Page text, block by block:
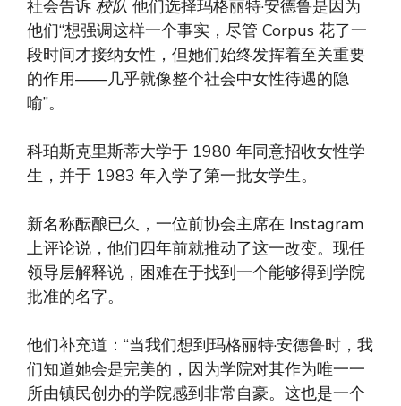
社会告诉 校队 他们选择玛格丽特·安德鲁是因为
他们“想强调这样一个事实，尽管 Corpus 花了一
段时间才接纳女性，但她们始终发挥着至关重要
的作用——几乎就像整个社会中女性待遇的隐
喻”。
科珀斯克里斯蒂大学于 1980 年同意招收女性学
生，并于 1983 年入学了第一批女学生。
新名称酝酿已久，一位前协会主席在 Instagram
上评论说，他们四年前就推动了这一改变。现任
领导层解释说，困难在于找到一个能够得到学院
批准的名字。
他们补充道：“当我们想到玛格丽特·安德鲁时，我
们知道她会是完美的，因为学院对其作为唯一一
所由镇民创办的学院感到非常自豪。这也是一个